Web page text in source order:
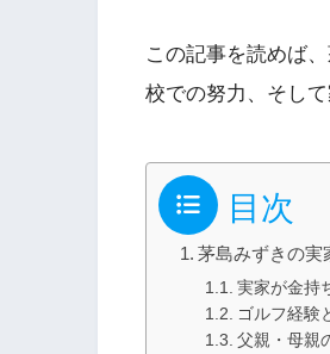
この記事を読めば
校での努力、そし
目次
茅島みずきの実
実家が金持
ゴルフ経験
父親・母親